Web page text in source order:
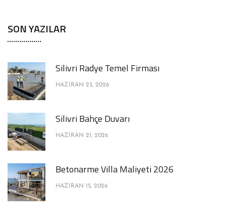
SON YAZILAR
Silivri Radye Temel Firması
HAZIRAN 23, 2026
Silivri Bahçe Duvarı
HAZIRAN 21, 2026
Betonarme Villa Maliyeti 2026
HAZIRAN 15, 2026